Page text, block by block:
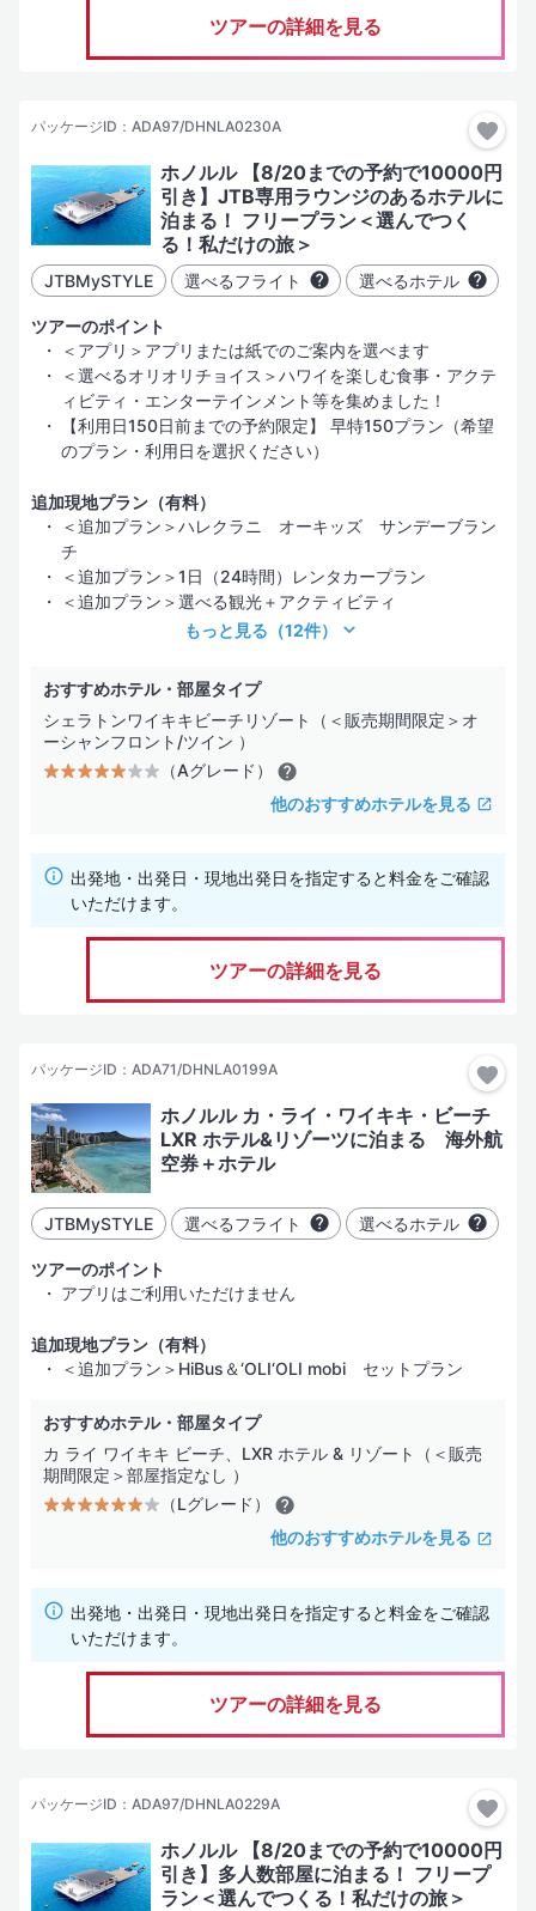
ツアーの詳細を見る
パッケージID：ADA97/DHNLA0230A
ホノルル 【8/20までの予約で10000円
引き】JTB専用ラウンジのあるホテルに
泊まる！ フリープラン＜選んでつく
る！私だけの旅＞
JTBMySTYLE 選べるフライト 選べるホテル
ツアーのポイント
＜アプリ＞アプリまたは紙でのご案内を選べます
＜選べるオリオリチョイス＞ハワイを楽しむ食事・アクテ
ィビティ・エンターテインメント等を集めました！
【利用日150日前までの予約限定】 早特150プラン（希望
のプラン・利用日を選択ください）
追加現地プラン（有料）
＜追加プラン＞ハレクラニ オーキッズ サンデーブラン
チ
＜追加プラン＞1日（24時間）レンタカープラン
＜追加プラン＞選べる観光＋アクティビティ
もっと見る （12件）
おすすめホテル・部屋タイプ
シェラトンワイキキビーチリゾート（＜販売期間限定＞オ
ーシャンフロント/ツイン ）
（Aグレード）
他のおすすめホテルを見る
出発地・出発日・現地出発日を指定すると料金をご確認
いただけます。
ツアーの詳細を見る
パッケージID：ADA71/DHNLA0199A
ホノルル カ・ライ・ワイキキ・ビーチ
LXR ホテル&リゾーツに泊まる 海外航
空券＋ホテル
JTBMySTYLE 選べるフライト 選べるホテル
ツアーのポイント
アプリはご利用いただけません
追加現地プラン（有料）
＜追加プラン＞HiBus＆‘OLI‘OLI mobi セットプラン
おすすめホテル・部屋タイプ
カ ライ ワイキキ ビーチ、LXR ホテル & リゾート（＜販売
期間限定＞部屋指定なし ）
（Lグレード）
他のおすすめホテルを見る
出発地・出発日・現地出発日を指定すると料金をご確認
いただけます。
ツアーの詳細を見る
パッケージID：ADA97/DHNLA0229A
ホノルル 【8/20までの予約で10000円
引き】多人数部屋に泊まる！ フリープ
ラン＜選んでつくる！私だけの旅＞